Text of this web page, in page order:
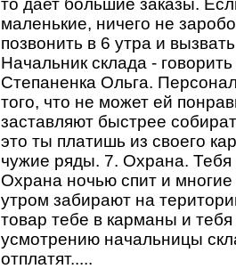
то дает большие заказы.
маленькие, ничего не
позвонить в 6 утра и
Начальник склада -
Степаненка Ольга.
того, что не может ей
заставляют быстрее
это ты платишь из своего
чужие ряды. 7. Охрана.
Охрана ночью спит и
утром забирают на
товар тебе в карманы и
усмотрению начальницы
отплатят.....